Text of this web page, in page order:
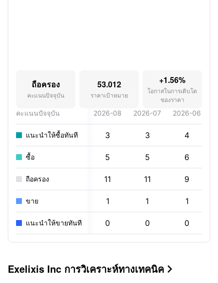
ถือครอง
คะแนนปัจจุบัน
53.012
ราคาเป้าหมาย
+1.56%
โอกาสในการเติบโต
ของราคา
คะแนนปัจจุบัน 2026-08 2026-07 2026-06
แนะนำให้ซื้อทันที 3 3 4
ซื้อ 5 5 6
ถือครอง 11 11 9
ขาย 1 1 1
แนะนำให้ขายทันที 0 0 0
Exelixis Inc การวิเคราะห์ทางเทคนิค 